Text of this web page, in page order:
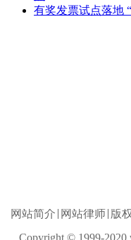
有奖发票试点落地
网站简介 网站律师 版
Copyright © 1999-2020